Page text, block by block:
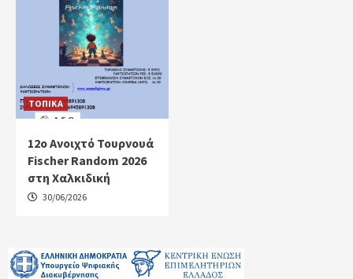
ΤΟΠΙΚΑ
12ο Ανοιχτό Τουρνουά
Fischer Random 2026
στη Χαλκιδική
30/06/2026